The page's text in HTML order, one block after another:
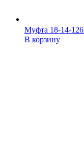
Муфта 18-14-126
В корзину